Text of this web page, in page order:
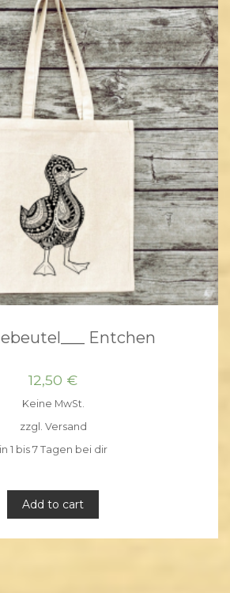
Entchen
12,50 €
Keine MwSt.
zzgl. Versand
in 1 bis 7 Tagen bei dir
Add to cart